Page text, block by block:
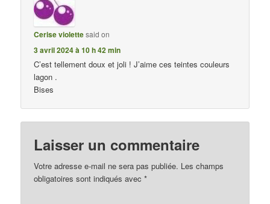
Cerise violettesaid on
3 avril 2024 à 10 h 42 min
C’est tellement doux et joli ! J’aime ces teintes couleurs
lagon .
Bises
Laisser un commentaire
Votre adresse e-mail ne sera pas publiée. Les champs
obligatoires sont indiqués avec*